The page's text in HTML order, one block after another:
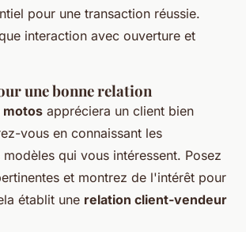
pour une transaction réussie.
interaction avec ouverture et
une bonne relation
motos appréciera un client bien
vous en connaissant les
qui vous intéressent. Posez
et montrez de l'intérêt pour
établit une relation client-vendeur